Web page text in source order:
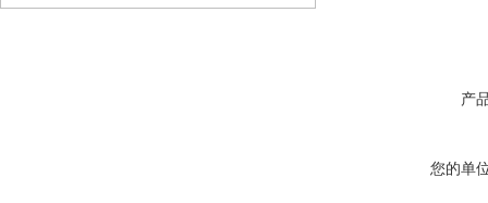
产
您的单